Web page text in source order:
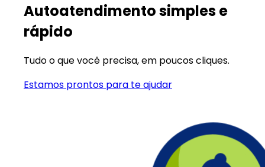
Autoatendimento simples e
rápido
Tudo o que você precisa, em poucos cliques.
Estamos prontos para te ajudar